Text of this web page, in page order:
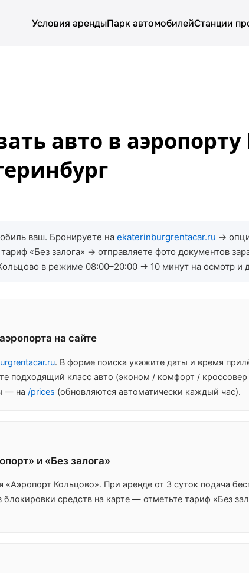
Условия арендыПарк автомобилейСтанции
Парк автомобилей
авто в
ваш. Бронируете на ekaterinburgrentacar.ru →
тариф «Без залога» → отправляете фото документов
в режиме 08:00–20:00 → 10 минут на осмотр и
на сайте
. В форме поиска укажите даты и время
подходящий класс авто (эконом / комфорт /
— на /prices (обновляются автоматически каждый час).
и «Без залога»
«Аэропорт Кольцово». При аренде от 3 суток подача
средств на карте — отметьте тариф «Без